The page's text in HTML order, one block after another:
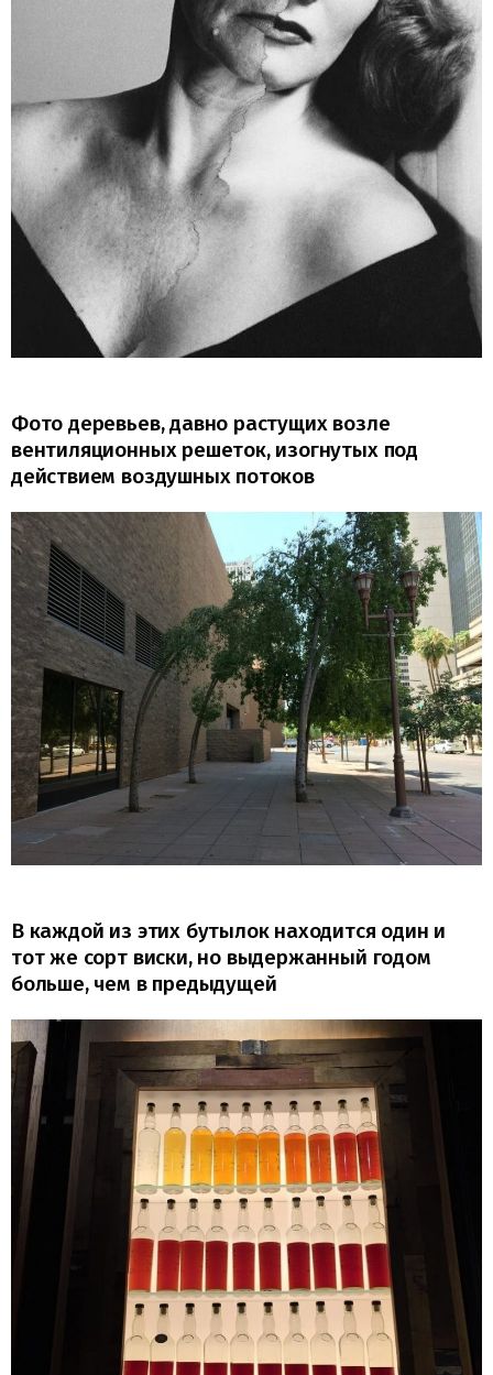
Фото деревьев, давно растущих возле
вентиляционных решеток, изогнутых под
действием воздушных потоков
В каждой из этих бутылок находится один и
тот же сорт виски, но выдержанный годом
больше, чем в предыдущей